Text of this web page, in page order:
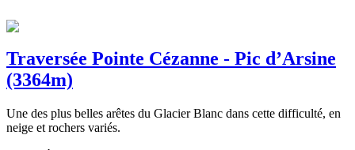
Traversée Pointe Cézanne - Pic d’Arsine
(3364m)
Une des plus belles arêtes du Glacier Blanc dans cette difficulté, en
neige et rochers variés.